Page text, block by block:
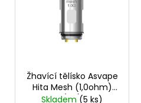
Žhavící tělísko Asvape
Hita Mesh (1,0ohm)
(1ks)
Skladem (5 ks)